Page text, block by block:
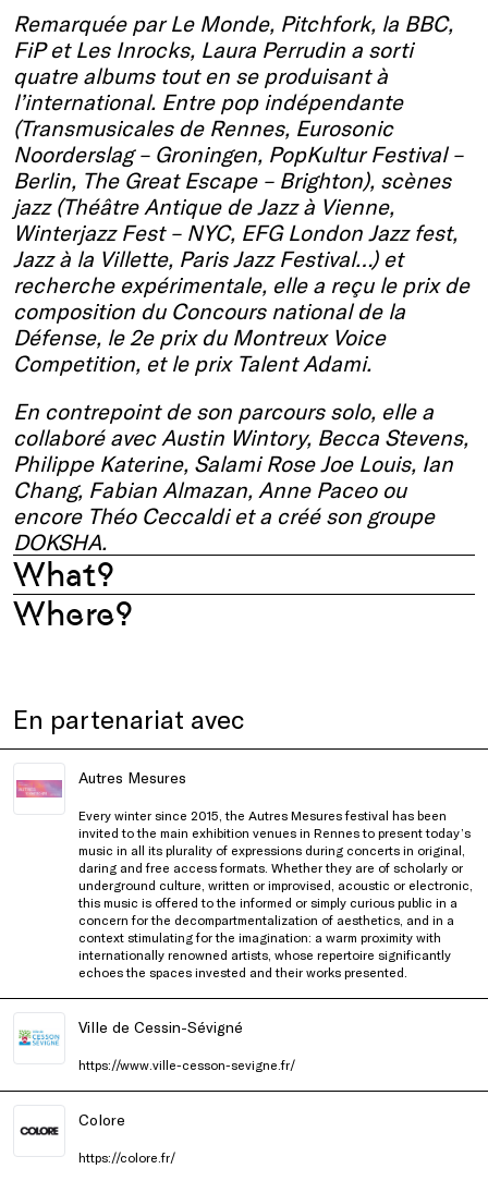
Remarquée par Le Monde, Pitchfork, la BBC,
FiP et Les Inrocks, Laura Perrudin a sorti
quatre albums tout en se produisant à
l’international. Entre pop indépendante
(Transmusicales de Rennes, Eurosonic
Noorderslag – Groningen, PopKultur Festival –
Berlin, The Great Escape – Brighton), scènes
jazz (Théâtre Antique de Jazz à Vienne,
Winterjazz Fest – NYC, EFG London Jazz fest,
Jazz à la Villette, Paris Jazz Festival…) et
recherche expérimentale, elle a reçu le prix de
composition du Concours national de la
Défense, le 2e prix du Montreux Voice
Competition, et le prix Talent Adami.
En contrepoint de son parcours solo, elle a
collaboré avec Austin Wintory, Becca Stevens,
Philippe Katerine, Salami Rose Joe Louis, Ian
Chang, Fabian Almazan, Anne Paceo ou
encore Théo Ceccaldi et a créé son groupe
DOKSHA.
What?
Where?
En partenariat avec
Autres Mesures
Every winter since 2015, the Autres Mesuresfestival has been
invited to the main exhibition venues in Rennes to present today’s
music in all its plurality of expressions during concerts in original,
daring and free access formats. Whether they are of scholarly or
underground culture, written or improvised, acoustic or electronic,
this music is offered to the informed or simply curious public in a
concern for the decompartmentalization of aesthetics, and in a
context stimulating for the imagination: a warm proximity with
internationally renowned artists, whose repertoire significantly
echoes the spaces invested and their works presented.
Ville de Cessin-Sévigné
https://www.ville-cesson-sevigne.fr/
Colore
https://colore.fr/